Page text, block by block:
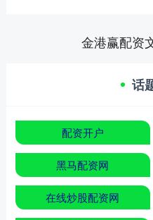
金港赢配资
话
配资开户
黑马配资网
在线炒股配资网